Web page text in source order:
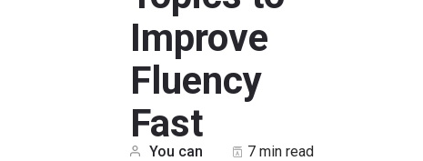
Improve
Fluency
Fast
You can
7 min read